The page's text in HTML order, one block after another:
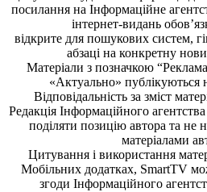
посилання на Інформаційне
інтернет-видань
відкрите для пошукових систем,
абзаці на конкретну
Матеріали з позначкою
«Актуально» публікуються
Відповідальність за зміст
Редакція Інформаційного
поділяти позицію автора та не
матеріалами
Цитування і використання
Мобільних додатках, SmartTV
згоди Інформаційного